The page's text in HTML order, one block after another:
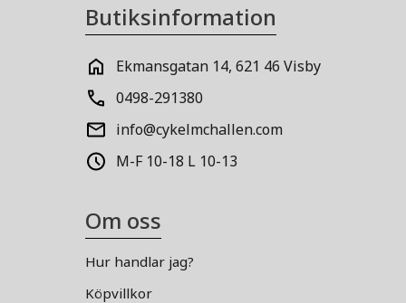
Butiksinformation
Ekmansgatan 14, 621 46 Visby
0498-291380
info@cykelmchallen.com
M-F 10-18 L 10-13
Om oss
Hur handlar jag?
Köpvillkor